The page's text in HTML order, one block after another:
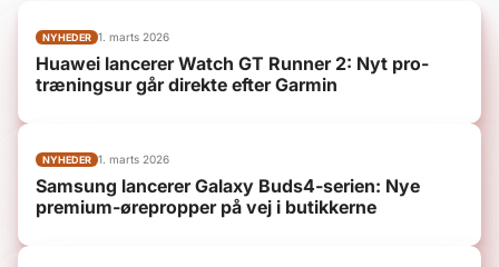
NYHEDER 1. marts 2026
Huawei lancerer Watch GT Runner 2: Nyt pro-
træningsur går direkte efter Garmin
NYHEDER 1. marts 2026
Samsung lancerer Galaxy Buds4-serien: Nye
premium-ørepropper på vej i butikkerne